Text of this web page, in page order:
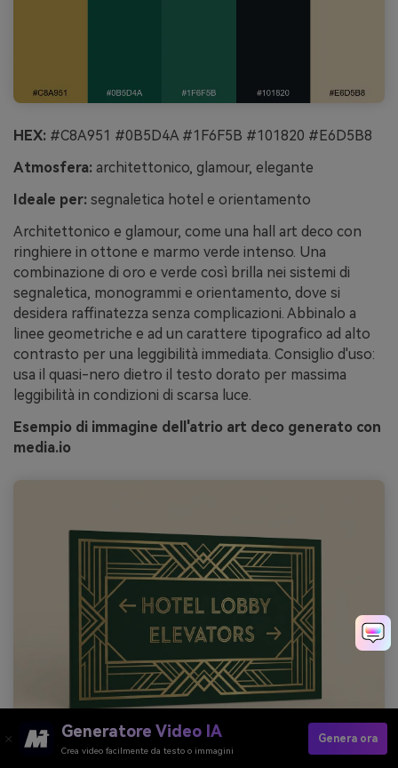
HEX: #C8A951 #0B5D4A #1F6F5B #101820 #E6D5B8
Atmosfera: architettonico, glamour, elegante
Ideale per: segnaletica hotel e orientamento
Architettonico e glamour, come una hall art deco con
ringhiere in ottone e marmo verde intenso. Una
combinazione di oro e verde così brilla nei sistemi di
segnaletica, monogrammi e orientamento, dove si
desidera raffinatezza senza complicazioni. Abbinalo a
linee geometriche e ad un carattere tipografico ad alto
contrasto per una leggibilità immediata. Consiglio d'uso:
usa il quasi-nero dietro il testo dorato per massima
leggibilità in condizioni di scarsa luce.
Esempio di immagine dell'atrio art deco generato con
media.io
Generatore Video IA
Crea video facilmente da testo o immagini
Genera ora